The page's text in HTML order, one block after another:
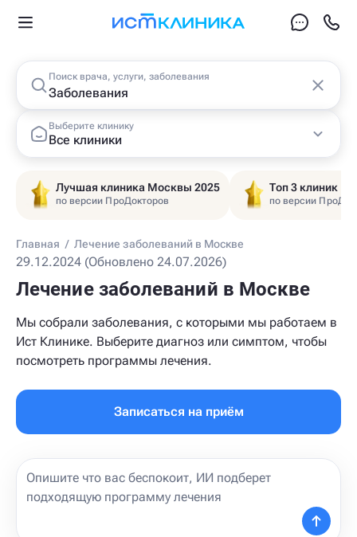
Поиск врача, услуги, заболевания
Выберите клинику
Все клиники
Лучшая клиника Москвы 2025
по версии ПроДокторов
Топ 3 клиник
по версии
Главная / Лечение заболеваний в Москве
29.12.2024 (Обновлено 24.07.2026)
Лечение заболеваний в Москве
Мы собрали заболевания, с которыми мы работаем в
Ист Клинике. Выберите диагноз или симптом, чтобы
посмотреть программы лечения.
Записаться на приём